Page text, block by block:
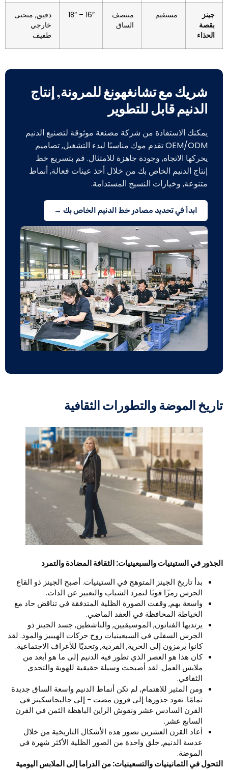
جينز
بقصة
الحذاء
مستقيم
منتصف
الساق
16″ – 18″
دقيق, منحنى
خارجي
طفيف
شريك مع تشانغهونغ للمرونة, إنتاج
الدنيم قابل للتطوير
يمكنك الاستفادة من شركة مصنعة موثوقة لتصنيع الدنيم
OEM/ODM تقدم موك مناسبًا لبدء التشغيل, تصاميم
يحركها الاتجاه, وجودة جاهزة للامتثال. قم بتسريع خط
إنتاج الدنيم الخاص بك من خلال أخذ عينات فعالة, أنماط
متنوعة, وخيارات النسيج المستدامة.
ابدأ في تحديد مصادر خط الدنيم الخاص بك →
الموضة والتطورات الثقافية
في الستينيات والسبعينيات: الثقافة المضادة والتمرد
بدأ تاريخ الجينز المتوهج في الستينيات. أصبح الجينز ذو القاع
الجرس رمزًا قويًا لتمرد الشباب والتعبير عن الذات.
واسعة بهم, وقفت الصورة الظلية المتدفقة في تناقض حاد مع
الخياطة المحافظة في العقد الماضي.
يرتديها الفنانون, الموسيقيين, والناشطين, جسد الجينز ذو
الجرس السفلي في السبعينيات روح حركات الهيبيز والمود. لقد
كانوا يرمزون إلى الحرية, الفردية, وتحديًا للأعراف الاجتماعية.
كان هذا هو العصر الذي تطور فيه الدنيم إلى ما هو أبعد من
ملابس العمل. لقد أصبحت وسيلة حقيقية للهوية والتحدي
الثقافي.
ومن المثير للاهتمام, لم تكن أنماط الدنيم واسعة الساق جديدة
تمامًا. تعود جذورها إلى قرون مضت - إلى جاليجاسكينز في
القرن السادس عشر ونقوش الراين الباهظة الثمن في القرن
السابع عشر.
أعاد القرن العشرين تصور هذه الأشكال التاريخية من خلال
عدسة الدنيم, خلق واحدة من الصور الظلية الأكثر شهرة في
الموضة.
في الثمانينيات والتسعينيات: من الدراما إلى الملابس اليومية